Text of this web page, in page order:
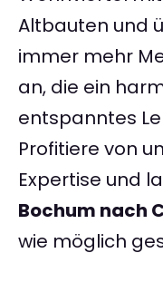
Altbauten und
immer mehr
an, die ein
entspanntes
Profitiere von
Expertise und
Bochum nach
wie möglich